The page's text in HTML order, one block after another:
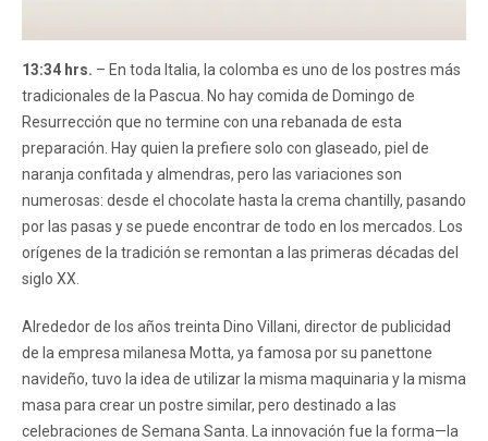
13:34 hrs. – En toda Italia, la colomba es uno de los postres más
tradicionales de la Pascua. No hay comida de Domingo de
Resurrección que no termine con una rebanada de esta
preparación. Hay quien la prefiere solo con glaseado, piel de
naranja confitada y almendras, pero las variaciones son
numerosas: desde el chocolate hasta la crema chantilly, pasando
por las pasas y se puede encontrar de todo en los mercados. Los
orígenes de la tradición se remontan a las primeras décadas del
siglo XX.
Alrededor de los años treinta Dino Villani, director de publicidad
de la empresa milanesa Motta, ya famosa por su panettone
navideño, tuvo la idea de utilizar la misma maquinaria y la misma
masa para crear un postre similar, pero destinado a las
celebraciones de Semana Santa. La innovación fue la forma—la